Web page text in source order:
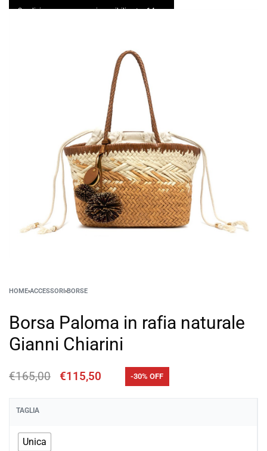
Spedizione express e resi possibili entro 14 gg
HOME›ACCESSORI›BORSE
Borsa Paloma in rafia naturale
Gianni Chiarini
€165,00 €115,50 -30% OFF
TAGLIA
Unica